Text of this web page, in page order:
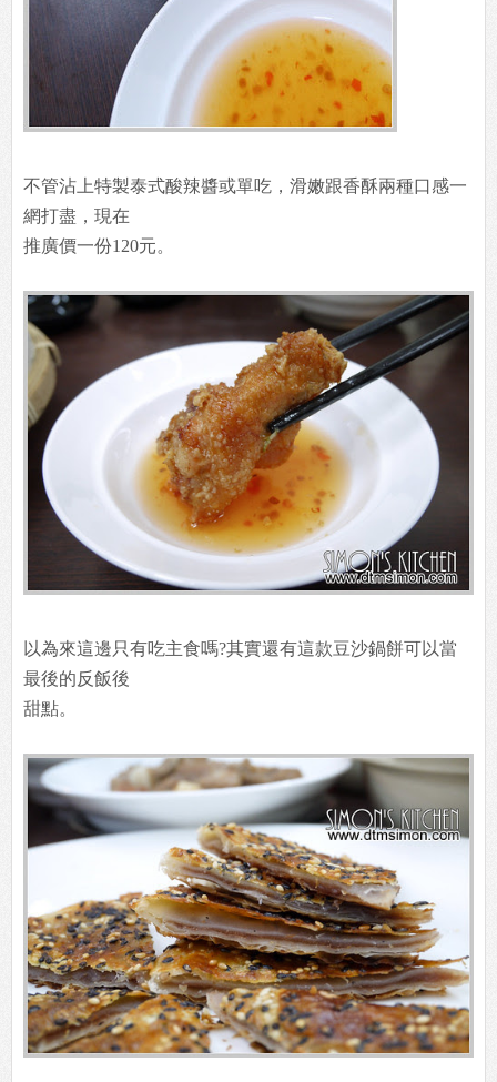
不管沾上特製泰式酸辣醬或單吃，滑嫩跟香酥兩種口感一
網打盡，現在
推廣價一份120元。
以為來這邊只有吃主食嗎?其實還有這款豆沙鍋餅可以當
最後的反飯後
甜點。